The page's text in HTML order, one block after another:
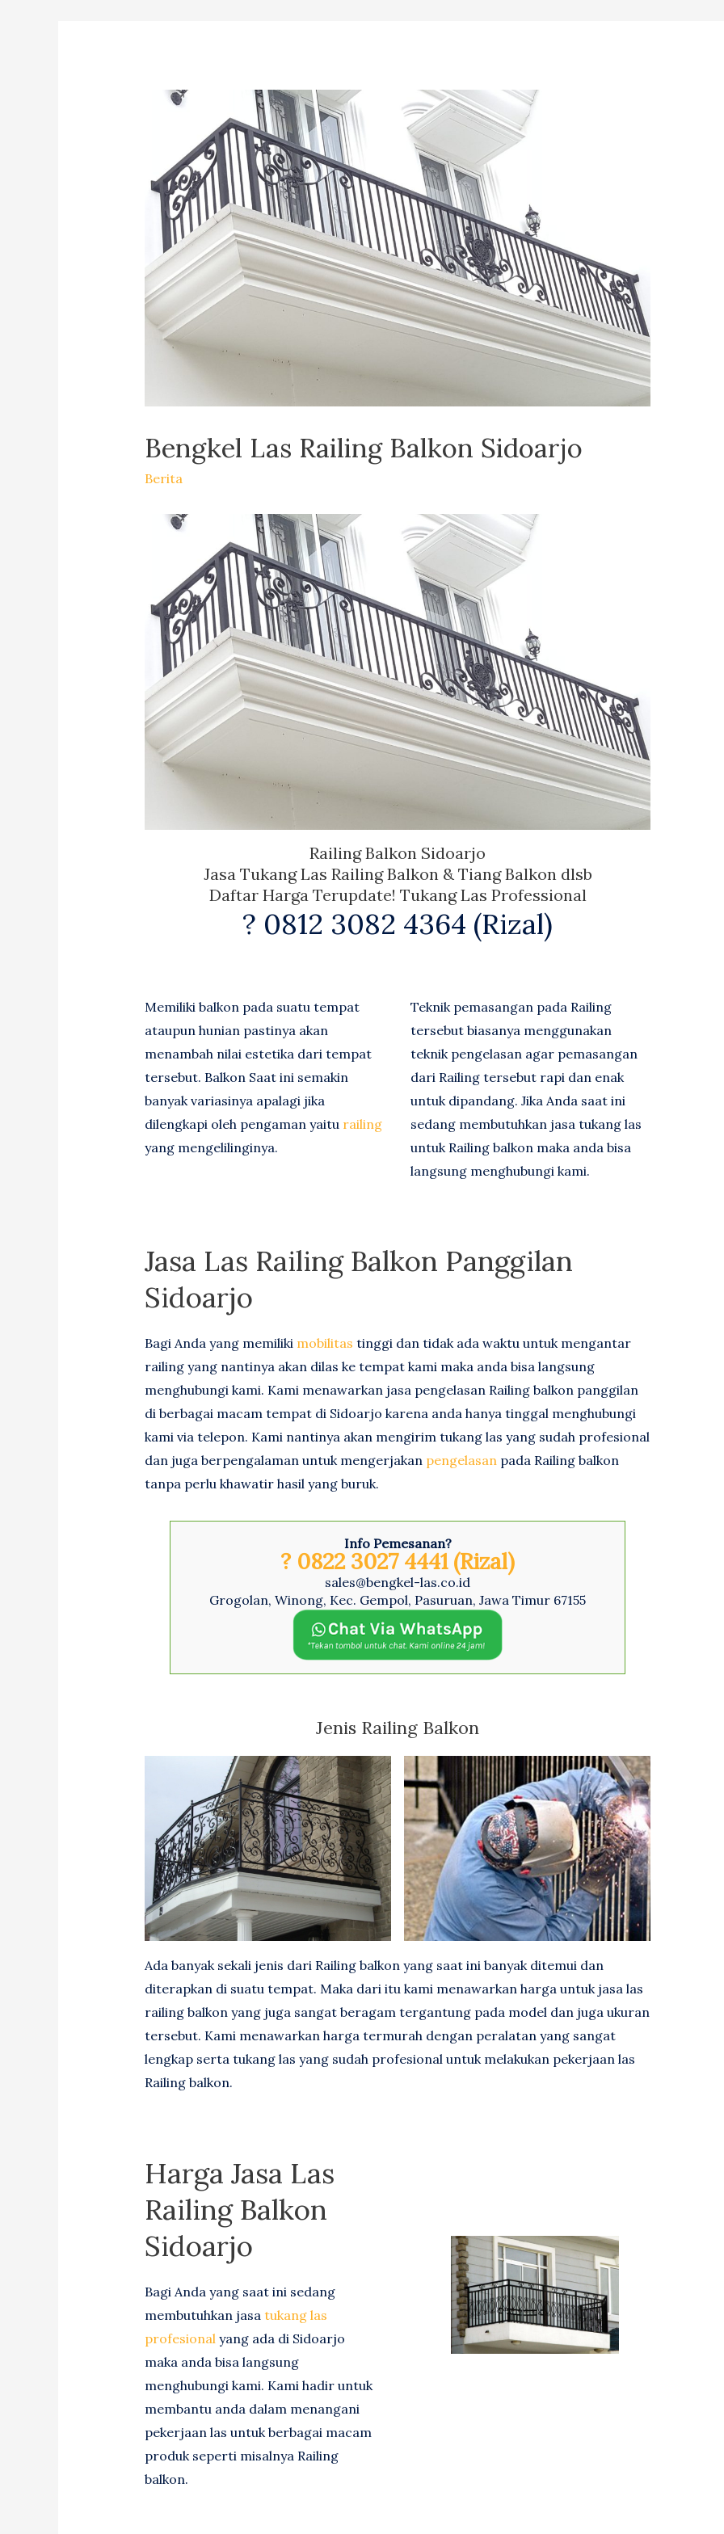
Bengkel Las Railing Balkon Sidoarjo
Berita
Railing Balkon Sidoarjo
Jasa Tukang Las Railing Balkon & Tiang Balkon dlsb
Daftar Harga Terupdate! Tukang Las Professional
? 0812 3082 4364 (Rizal)
Memiliki balkon pada suatu tempat
ataupun hunian pastinya akan
menambah nilai estetika dari tempat
tersebut. Balkon Saat ini semakin
banyak variasinya apalagi jika
dilengkapi oleh pengaman yaitu railing
yang mengelilinginya.
Teknik pemasangan pada Railing
tersebut biasanya menggunakan
teknik pengelasan agar pemasangan
dari Railing tersebut rapi dan enak
untuk dipandang. Jika Anda saat ini
sedang membutuhkan jasa tukang las
untuk Railing balkon maka anda bisa
langsung menghubungi kami.
Jasa Las Railing Balkon Panggilan
Sidoarjo
Bagi Anda yang memiliki mobilitas tinggi dan tidak ada waktu untuk mengantar
railing yang nantinya akan dilas ke tempat kami maka anda bisa langsung
menghubungi kami. Kami menawarkan jasa pengelasan Railing balkon panggilan
di berbagai macam tempat di Sidoarjo karena anda hanya tinggal menghubungi
kami via telepon. Kami nantinya akan mengirim tukang las yang sudah profesional
dan juga berpengalaman untuk mengerjakan pengelasan pada Railing balkon
tanpa perlu khawatir hasil yang buruk.
Info Pemesanan?
? 0822 3027 4441 (Rizal)
sales@bengkel-las.co.id
Grogolan, Winong, Kec. Gempol, Pasuruan, Jawa Timur 67155
Jenis Railing Balkon
Ada banyak sekali jenis dari Railing balkon yang saat ini banyak ditemui dan
diterapkan di suatu tempat. Maka dari itu kami menawarkan harga untuk jasa las
railing balkon yang juga sangat beragam tergantung pada model dan juga ukuran
tersebut. Kami menawarkan harga termurah dengan peralatan yang sangat
lengkap serta tukang las yang sudah profesional untuk melakukan pekerjaan las
Railing balkon.
Harga Jasa Las
Railing Balkon
Sidoarjo
Bagi Anda yang saat ini sedang
membutuhkan jasa tukang las
profesionalyang ada di Sidoarjo
maka anda bisa langsung
menghubungi kami. Kami hadir untuk
membantu anda dalam menangani
pekerjaan las untuk berbagai macam
produk seperti misalnya Railing
balkon.